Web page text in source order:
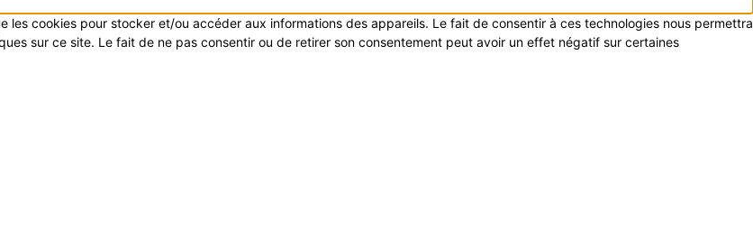
les cookies pour stocker et/ou accéder aux informations des appareils. Le fait de consentir à ces technologies nous permettra
sur ce site. Le fait de ne pas consentir ou de retirer son consentement peut avoir un effet négatif sur certaines